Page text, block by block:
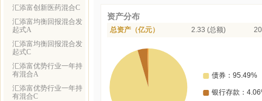
汇添富创新医药混合C
汇添富均衡回报混合发
起式A
汇添富均衡回报混合发
起式C
汇添富优势行业一年持
有混合A
汇添富优势行业一年持
有混合C
资产分布
总资产（亿元） 2.33 (总额)